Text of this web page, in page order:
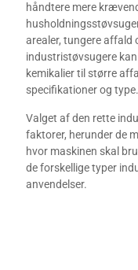
håndtere mere
arealer, tungere affald
industristøvsugere
kemikalier til større
specifikationer og type.
Valget af den rette
faktorer, herunder de
hvor maskinen skal
de forskellige typer
anvendelser.